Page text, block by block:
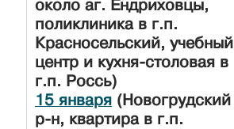
около аг. Ендриховцы,
поликлиника в г.п.
Красносельский, учебный
центр и кухня-столовая в
г.п. Россь)
15 января (Новогрудский
р-н, квартира в г.п.